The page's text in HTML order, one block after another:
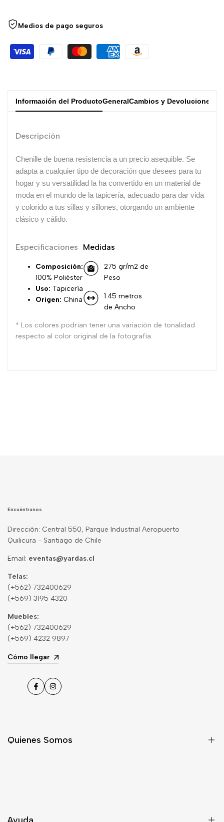
Medios de pago seguros
Información del ProductoGeneralCambios y Devoluciones
Descripción
Chenille de buena resistencia a un precio asequible. Se
adapta a cualquier tipo de decoración que desees para tu
hogar y su versatilidad la ha convertido en un material de
moda en el mundo de la tapicería, adecuado para dar vida
y colorido a tus sillas y sillones, otorgando un ambiente
clásico y cálido.
Especificaciones
Composición:
100% Poliéster
Uso: Tapicería
Origen: China
Medidas
275 gr/m2 de
Peso
1.45 metros
de Ancho
* Los colores podrían tener una variación de tonalidad
respecto al color original de la fotografía.
Encuéntranos
Dirección: Central 550, Parque Industrial Aeropuerto
Quilicura - Santiago de Chile
Email: eventas@yardas.cl
Telas:
(+562) 732400629
(+569) 3195 4320
Muebles:
(+562) 732400629
(+569) 4232 9897
Cómo llegar
FacebookInstagram
Quienes Somos